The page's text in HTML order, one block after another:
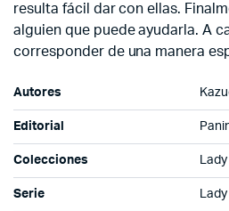
resulta fácil dar con ellas.
alguien que puede ayudarla. A
corresponder de una manera
Autores
Editorial
Colecciones
Serie